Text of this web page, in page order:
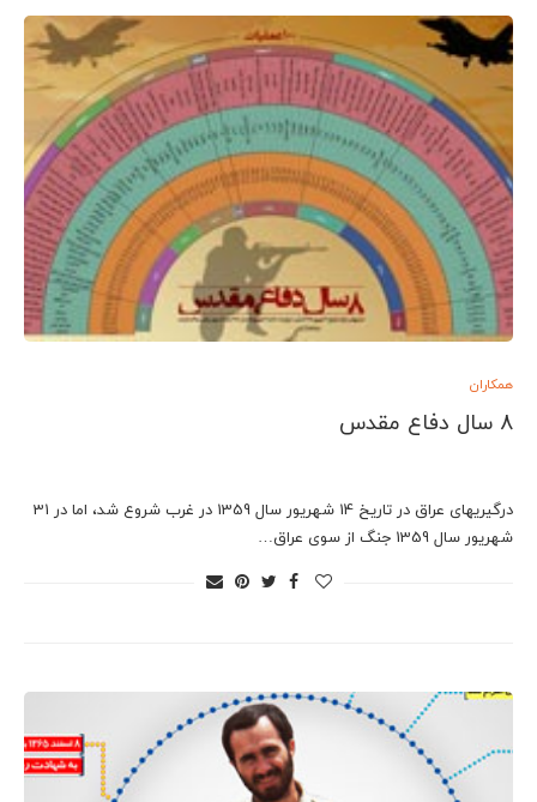
همکاران
8 سال دفاع مقدس
درگیریهای عراق در تاریخ 14 شهریور سال 1359 در غرب شروع شد، اما در 31
شهریور سال 1359 جنگ از سوی عراق…